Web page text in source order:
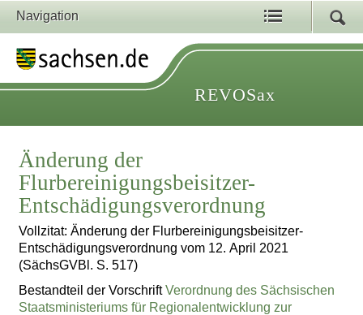
Navigation
REVOSax
Änderung der
Flurbereinigungsbeisitzer-
Entschädigungsverordnung
Vollzitat: Änderung der Flurbereinigungsbeisitzer-
Entschädigungsverordnung vom 12. April 2021
(SächsGVBl. S. 517)
Bestandteil der VorschriftVerordnung des Sächsischen
Staatsministeriums für Regionalentwicklung zur